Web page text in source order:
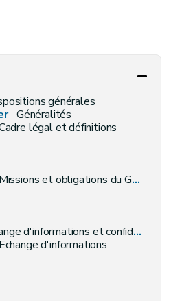
générales
Généralités
légal et définitions
Missions et obligations du GRD
d'informations et confidentialité
Echange d'informations